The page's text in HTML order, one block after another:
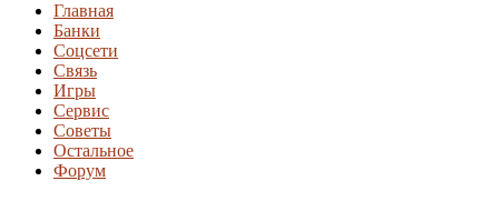
Главная
Банки
Соцсети
Связь
Игры
Сервис
Советы
Остальное
Форум